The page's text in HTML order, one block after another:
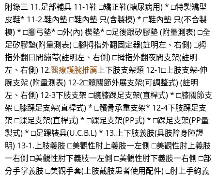
附錄三 11.足部輔具 11-1鞋 □矯正鞋(糖尿病用) * □特製矯型
皮鞋* 11-2.鞋內墊 □鞋內墊 只(含製模) * □鞋內墊 只(不合製
模) * □腳弓墊* □外(內) 楔墊* □足後跟矽膠墊 (附量測表) □全
足矽膠墊(附量測表) □腳拇指外翻固定器(註明左、右側) □拇
指外翻日間繃帶(註明左、右側) □拇指外翻夜間支架(註明
左、右側) 12.醫療護腕推薦上下肢支架類 12-1□上肢支架-伸
腕支架 (附量測表) 12-2□髖關節外展支架(可調整式) (註明
左、右側) 12-3下肢支架 □髖膝踝足支架(直桿式) * □膝關節支
架 □膝踝足支架(直桿式) * □髕骨承重支架* 12-4下肢踝足支
架 □踝足支架(直桿式) * □踝足支架(PP式) * □踝足支架(PP量
製式) * □足踝裝具(U.C.B.L) * 13.上下肢義肢(具肢障身障證
明) 13-1.上肢義肢 □美觀性肘上義肢一左側 □美觀性肘上義肢
一右側 □美觀性肘下義肢一左側 □美觀性肘下義肢一右側 □部
分手掌義肢 □美觀手套(上肢截肢患者使用配件) □肘上手鉤義